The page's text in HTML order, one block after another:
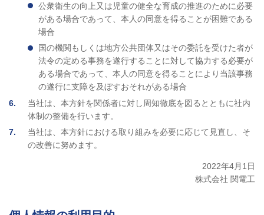
公衆衛生の向上又は児童の健全な育成の推進のために必要
がある場合であって、本人の同意を得ることが困難である
場合
国の機関もしくは地方公共団体又はその委託を受けた者が
法令の定める事務を遂行することに対して協力する必要が
ある場合であって、本人の同意を得ることにより当該事務
の遂行に支障を及ぼすおそれがある場合
6
当社は、本方針を関係者に対し周知徹底を図るとともに社内
体制の整備を行います。
7
当社は、本方針における取り組みを必要に応じて見直し、そ
の改善に努めます。
2022年4月1日
株式会社 関電工